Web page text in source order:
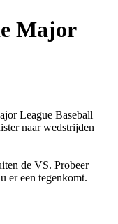
Major
League Baseball
naar wedstrijden
de VS. Probeer
er een tegenkomt.